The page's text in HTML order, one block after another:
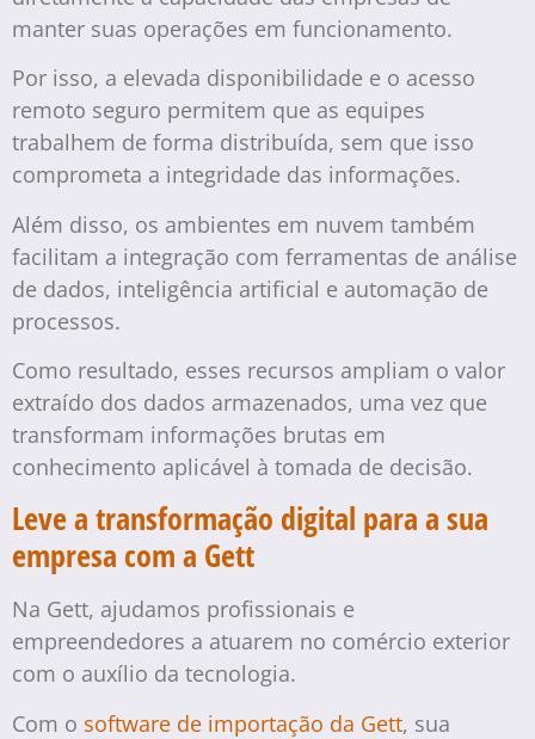
manter suas operações em funcionamento.
Por isso, a elevada disponibilidade e o acesso
remoto seguro permitem que as equipes
trabalhem de forma distribuída, sem que isso
comprometa a integridade das informações.
Além disso, os ambientes em nuvem também
facilitam a integração com ferramentas de análise
de dados, inteligência artificial e automação de
processos.
Como resultado, esses recursos ampliam o valor
extraído dos dados armazenados, uma vez que
transformam informações brutas em
conhecimento aplicável à tomada de decisão.
Leve a transformação digital para a sua
empresa com a Gett
Na Gett, ajudamos profissionais e
empreendedores a atuarem no comércio exterior
com o auxílio da tecnologia.
Com o software de importação da Gett, sua